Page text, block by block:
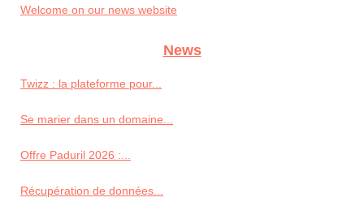
Welcome on our news website
News
Twizz : la plateforme pour...
Se marier dans un domaine...
Offre Paduril 2026 :...
Récupération de données...